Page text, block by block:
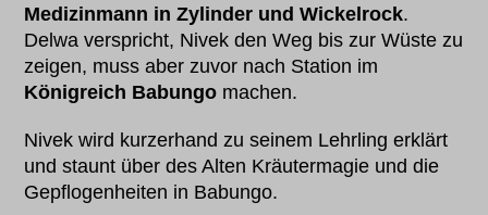
Medizinmann in Zylinder und Wickelrock.
Delwa verspricht, Nivek den Weg bis zur Wüste zu
zeigen, muss aber zuvor nach Station im
Königreich Babungo machen.
Nivek wird kurzerhand zu seinem Lehrling erklärt
und staunt über des Alten Kräutermagie und die
Gepflogenheiten in Babungo.